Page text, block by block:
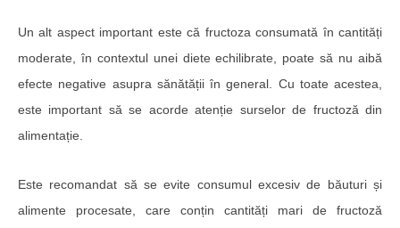
Un alt aspect important este că fructoza consumată în cantități
moderate, în contextul unei diete echilibrate, poate să nu aibă
efecte negative asupra sănătății în general. Cu toate acestea,
este important să se acorde atenție surselor de fructoză din
alimentație.
Este recomandat să se evite consumul excesiv de băuturi și
alimente procesate, care conțin cantități mari de fructoză